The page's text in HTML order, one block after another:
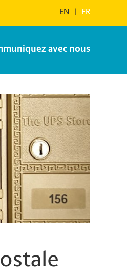
EN FR
avec nous